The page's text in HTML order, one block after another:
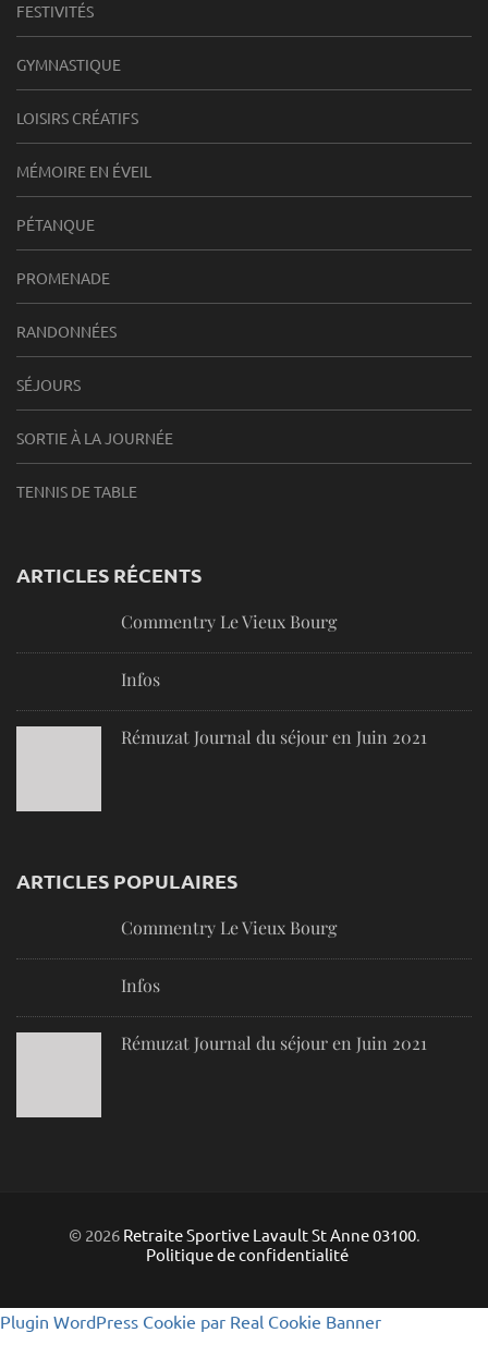
FESTIVITÉS
GYMNASTIQUE
LOISIRS CRÉATIFS
MÉMOIRE EN ÉVEIL
PÉTANQUE
PROMENADE
RANDONNÉES
SÉJOURS
SORTIE À LA JOURNÉE
TENNIS DE TABLE
ARTICLES RÉCENTS
Commentry Le Vieux Bourg
Infos
Rémuzat Journal du séjour en Juin 2021
ARTICLES POPULAIRES
Commentry Le Vieux Bourg
Infos
Rémuzat Journal du séjour en Juin 2021
© 2026 Retraite Sportive Lavault St Anne 03100.
Politique de confidentialité
Plugin WordPress Cookie par Real Cookie Banner